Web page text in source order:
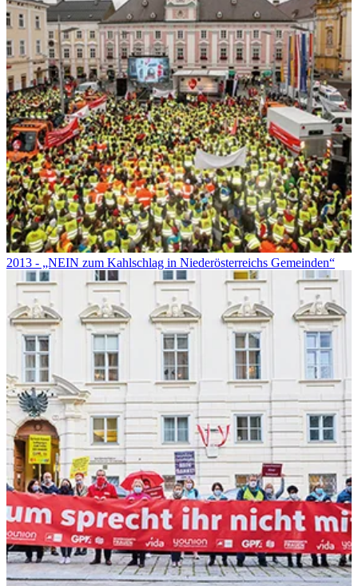
2013 - „NEIN zum Kahlschlag in Niederösterreichs Gemeinden“